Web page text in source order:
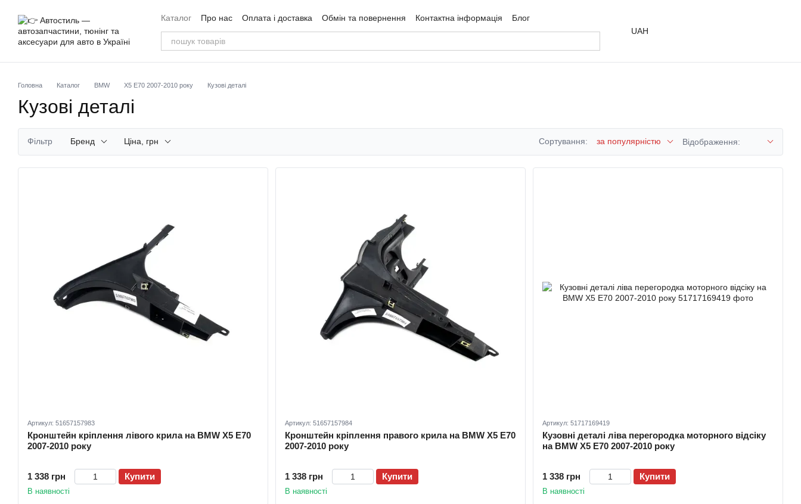
Каталог
Про нас Оплата і доставка Обмін та повернення Контактна інформація
Блог
Угода користувача
Відгуки про магазин UAH
Головна Каталог BMW X5 E70 2007-2010 року Кузові деталі
Кузові деталі
Фільтр Бренд Ціна, грн Сортування: за популярністю Відображення:
Артикул: 51657157983
Кронштейн кріплення лівого крила на BMW X5 E70
2007-2010 року
1 338 грн Купити
В наявності
Артикул: 51657157984
Кронштейн кріплення правого крила на BMW X5 E70
2007-2010 року
1 338 грн Купити
В наявності
Артикул: 51717169419
Кузовні деталі ліва перегородка моторного відсіку
на BMW X5 E70 2007-2010 року
1 338 грн Купити
В наявності